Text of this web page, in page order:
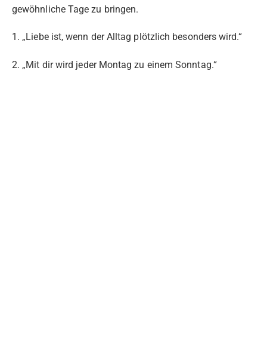
gewöhnliche Tage zu bringen.
1. „Liebe ist, wenn der Alltag plötzlich besonders wird.“
2. „Mit dir wird jeder Montag zu einem Sonntag.“